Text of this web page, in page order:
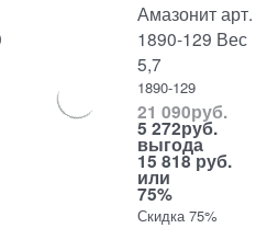
Амазонит арт.
1890-129 Вес
5,7
1890-129
21 090руб.
5 272руб.
выгода
15 818 руб.
или
75%
Скидка 75%